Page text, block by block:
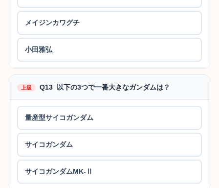
メイジンカワグチ
小田雅弘
上級 Q13 以下の3つで一番大きなガンダムは？
量産型サイコガンダム
サイコガンダム
サイコガンダムMK-Ⅱ